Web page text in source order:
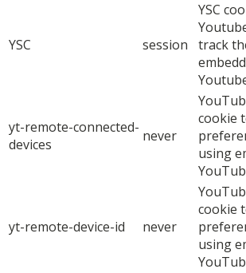
YSC session
YSC
track
yt-remote-connected-
devices
never
cookie
using
yt-remote-device-id never
cookie
using